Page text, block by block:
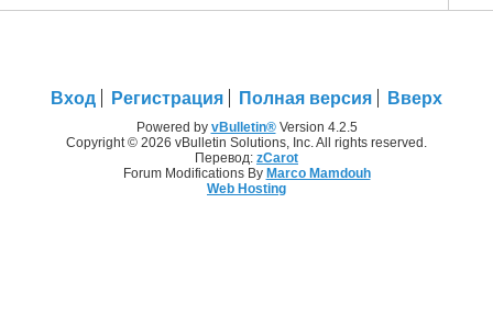
Вход Регистрация Полная версия Вверх
Powered by vBulletin®Version 4.2.5
Copyright © 2026 vBulletin Solutions, Inc. All rights reserved.
Перевод: zCarot
Forum Modifications By Marco Mamdouh
Web Hosting